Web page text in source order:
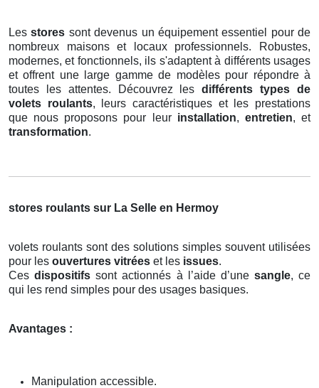
Lesstores sont devenus un équipement essentiel pour de
nombreux maisons et locaux professionnels. Robustes,
modernes, et fonctionnels, ils s'adaptent à différents usages
et offrent une large gamme de modèles pour répondre à
toutes les attentes. Découvrez lesdifférents types de
volets roulants, leurs caractéristiques et les prestations
que nous proposons pour leur installation, entretien, et
transformation.
stores roulants sur La Selle en Hermoy
volets roulants sont des solutions simples souvent utilisées
pour les ouvertures vitrées et les issues.
Cesdispositifs sont actionnés à l’aide d’une sangle, ce
qui les rend simples pour des usages basiques.
Avantages :
Manipulation accessible.